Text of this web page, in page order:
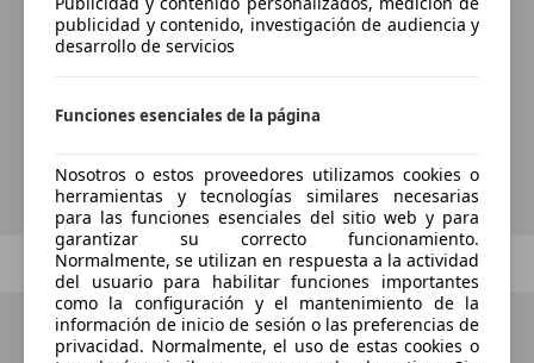
automáticamente sobre vehículos
Anterior 1 /1 Siguiente
publicidad y contenido, investigación de audiencia y
desarrollo de servicios
Funciones esenciales de la página
Nosotros o estos proveedores utilizamos cookies o
herramientas y tecnologías similares necesarias
para las funciones esenciales del sitio web y para
garantizar su correcto funcionamiento.
Normalmente, se utilizan en respuesta a la actividad
del usuario para habilitar funciones importantes
como la configuración y el mantenimiento de la
información de inicio de sesión o las preferencias de
privacidad. Normalmente, el uso de estas cookies o